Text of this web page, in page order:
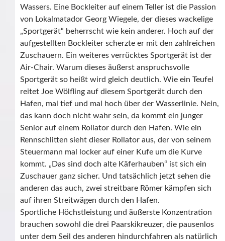
Wassers. Eine Bockleiter auf einem Teller ist die Passion
von Lokalmatador Georg Wiegele, der dieses wackelige
„Sportgerät“ beherrscht wie kein anderer. Hoch auf der
aufgestellten Bockleiter scherzte er mit den zahlreichen
Zuschauern. Ein weiteres verrücktes Sportgerät ist der
Air-Chair. Warum dieses äußerst anspruchsvolle
Sportgerät so heißt wird gleich deutlich. Wie ein Teufel
reitet Joe Wölfling auf diesem Sportgerät durch den
Hafen, mal tief und mal hoch über der Wasserlinie. Nein,
das kann doch nicht wahr sein, da kommt ein junger
Senior auf einem Rollator durch den Hafen. Wie ein
Rennschlitten sieht dieser Rollator aus, der von seinem
Steuermann mal locker auf einer Kufe um die Kurve
kommt. „Das sind doch alte Käferhauben“ ist sich ein
Zuschauer ganz sicher. Und tatsächlich jetzt sehen die
anderen das auch, zwei streitbare Römer kämpfen sich
auf ihren Streitwägen durch den Hafen.
Sportliche Höchstleistung und äußerste Konzentration
brauchen sowohl die drei Paarskikreuzer, die pausenlos
unter dem Seil des anderen hindurchfahren als natürlich